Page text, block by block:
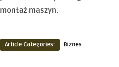
montaż maszyn.
Article Categories: Biznes